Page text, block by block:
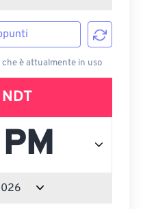
che è attualmente in uso